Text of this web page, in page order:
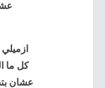
كل ما
عشان